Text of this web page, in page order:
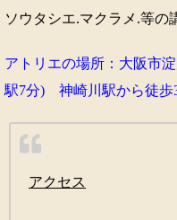
ソウタシエ.マクラメ.等の
アトリエの場所：大阪市
駅7分) 神崎川駅から徒歩
アクセス